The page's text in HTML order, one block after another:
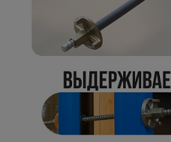
Лестницы и стремянки
Штукатурные комплекты
Сварочные аппараты
Тепловые пушки
Металл и металлообработка